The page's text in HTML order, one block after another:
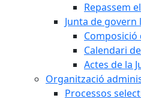
Repassem
Junta de govern
Composició
Calendari
Actes de la
Organització
Processos